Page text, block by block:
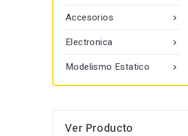

Accesorios

Electronica

Modelismo Estatico
Ver Producto